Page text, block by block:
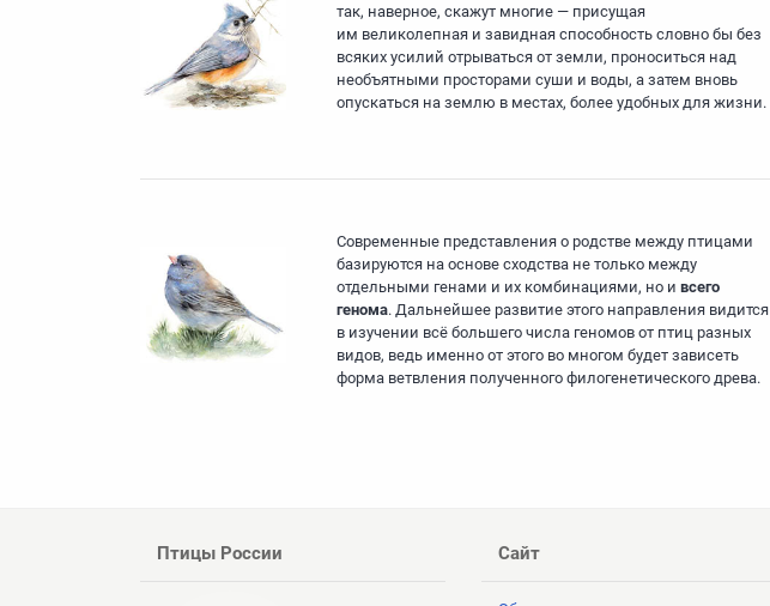
так, наверное, скажут многие — присущая
им великолепная и завидная способность словно бы без
всяких усилий отрываться от земли, проноситься над
необъятными просторами суши и воды, а затем вновь
опускаться на землю в местах, более удобных для жизни.
Современные представления о родстве между птицами
базируются на основе сходства не только между
отдельными генами и их комбинациями, но и всего
генома. Дальнейшее развитие этого направления видится
в изучении всё большего числа геномов от птиц разных
видов, ведь именно от этого во многом будет зависеть
форма ветвления полученного филогенетического древа.
Птицы России Сайт